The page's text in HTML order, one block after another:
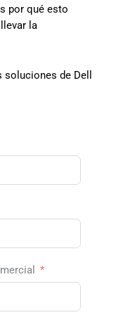
por qué esto
la
de Dell